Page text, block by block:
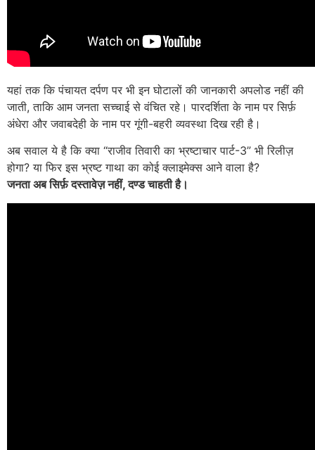
यहां तक कि पंचायत दर्पण पर भी इन घोटालों की जानकारी अपलोड नहीं की
जाती, ताकि आम जनता सच्चाई से वंचित रहे। पारदर्शिता के नाम पर सिर्फ़
अंधेरा और जवाबदेही के नाम पर गूंगी-बहरी व्यवस्था दिख रही है।
अब सवाल ये है कि क्या “राजीव तिवारी का भ्रष्टाचार पार्ट-3” भी रिलीज़
होगा? या फिर इस भ्रष्ट गाथा का कोई क्लाइमेक्स आने वाला है?
जनता अब सिर्फ़ दस्तावेज़ नहीं, दण्ड चाहती है।